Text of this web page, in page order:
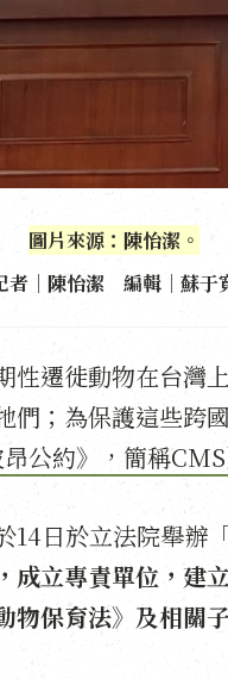
圖片來源：陳怡潔。
者｜陳怡潔 編輯｜蘇于
性遷徙動物在台灣
；為保護這些跨
公約》，簡稱
日於立法院舉辦
成立專責單位，建
物保育法》及相關